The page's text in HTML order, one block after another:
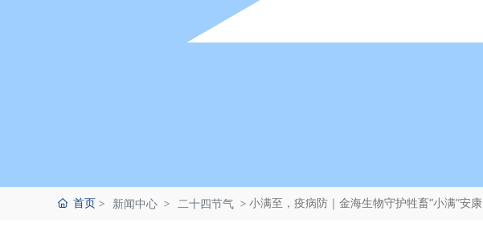
首页 新闻中心 二十四节气 小满至，疫病防｜金海生物守护牲畜“小满”安康